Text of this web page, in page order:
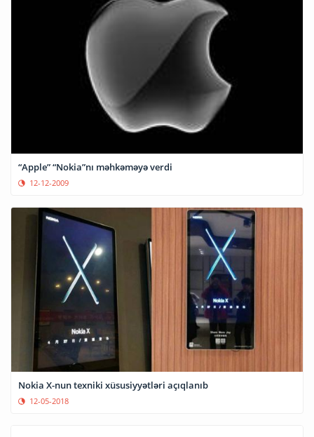
“Apple” “Nokia”nı məhkəməyə verdi
12-12-2009
Nokia X-nun texniki xüsusiyyətləri açıqlanıb
12-05-2018